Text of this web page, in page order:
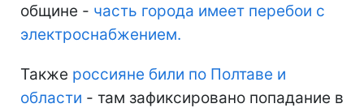
общине - часть города имеет перебои с
электроснабжением.
Также россияне били по Полтаве и
области - там зафиксировано попадание в